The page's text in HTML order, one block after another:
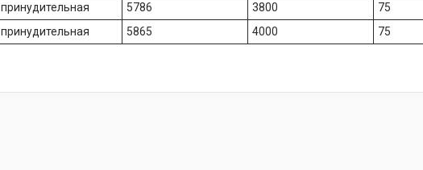
принудительная 5786 3800 75
принудительная 5865 4000 75